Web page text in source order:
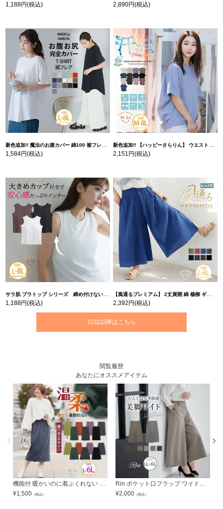
1,188円(税込) 2,890円(税込)
新色追加!! 魔法のお腹カバー 綿100 裾フレア Tシャツ | 大きいサイズの通販ならハッピーマリリン
1,584円(税込)
新色追加!! 【ハッピーさらりん】 ウエストタック入り スッキリ魅せ コクーントップス | 大きいサイズの通販ならハッピーマリリン
2,151円(税込)
サラ肌 ブラトップ シリーズ 締め付けない リブ タンクトップ | 大きいサイズの通販ならハッピーマリリン
1,188円(税込)
【風通るプレミアム】 2丈展開 綿 楊柳 ギャザー フレア スカンツ 【ウェストゴム】 | 大きいサイズの通販ならハッピーマリリン
2,392円(税込)
10位以降はこちら
閲覧履歴
あなたにオススメアイテム
機能付 暖かいのに着ぶくれない シルエットが選べる 温柔スカート | 大きいサイズの通販ならハッピーマリリン
¥1,500 （税込）
Rin ポケット口フラップ ワイドパンツ オフィス 大人 ビジネス 通勤 ママ | 大きいサイズの通販ならハッピーマリリン
¥2,000 （税込）